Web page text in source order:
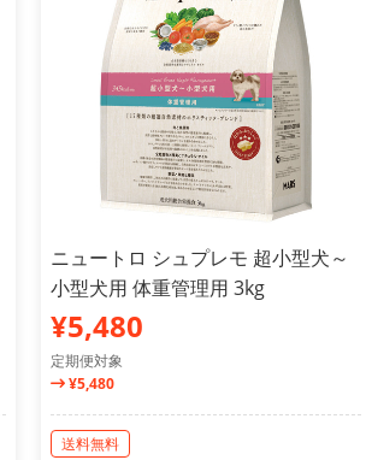
ニュートロ シュプレモ 超小型犬～
小型犬用 体重管理用 3kg
¥5,480
定期便対象
¥5,480
送料無料